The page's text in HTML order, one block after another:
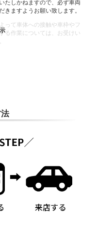
たしかねますので、必ず車両
きますようお願い致します。
って車体への接触や車枠やフ
る作業については、お受けい